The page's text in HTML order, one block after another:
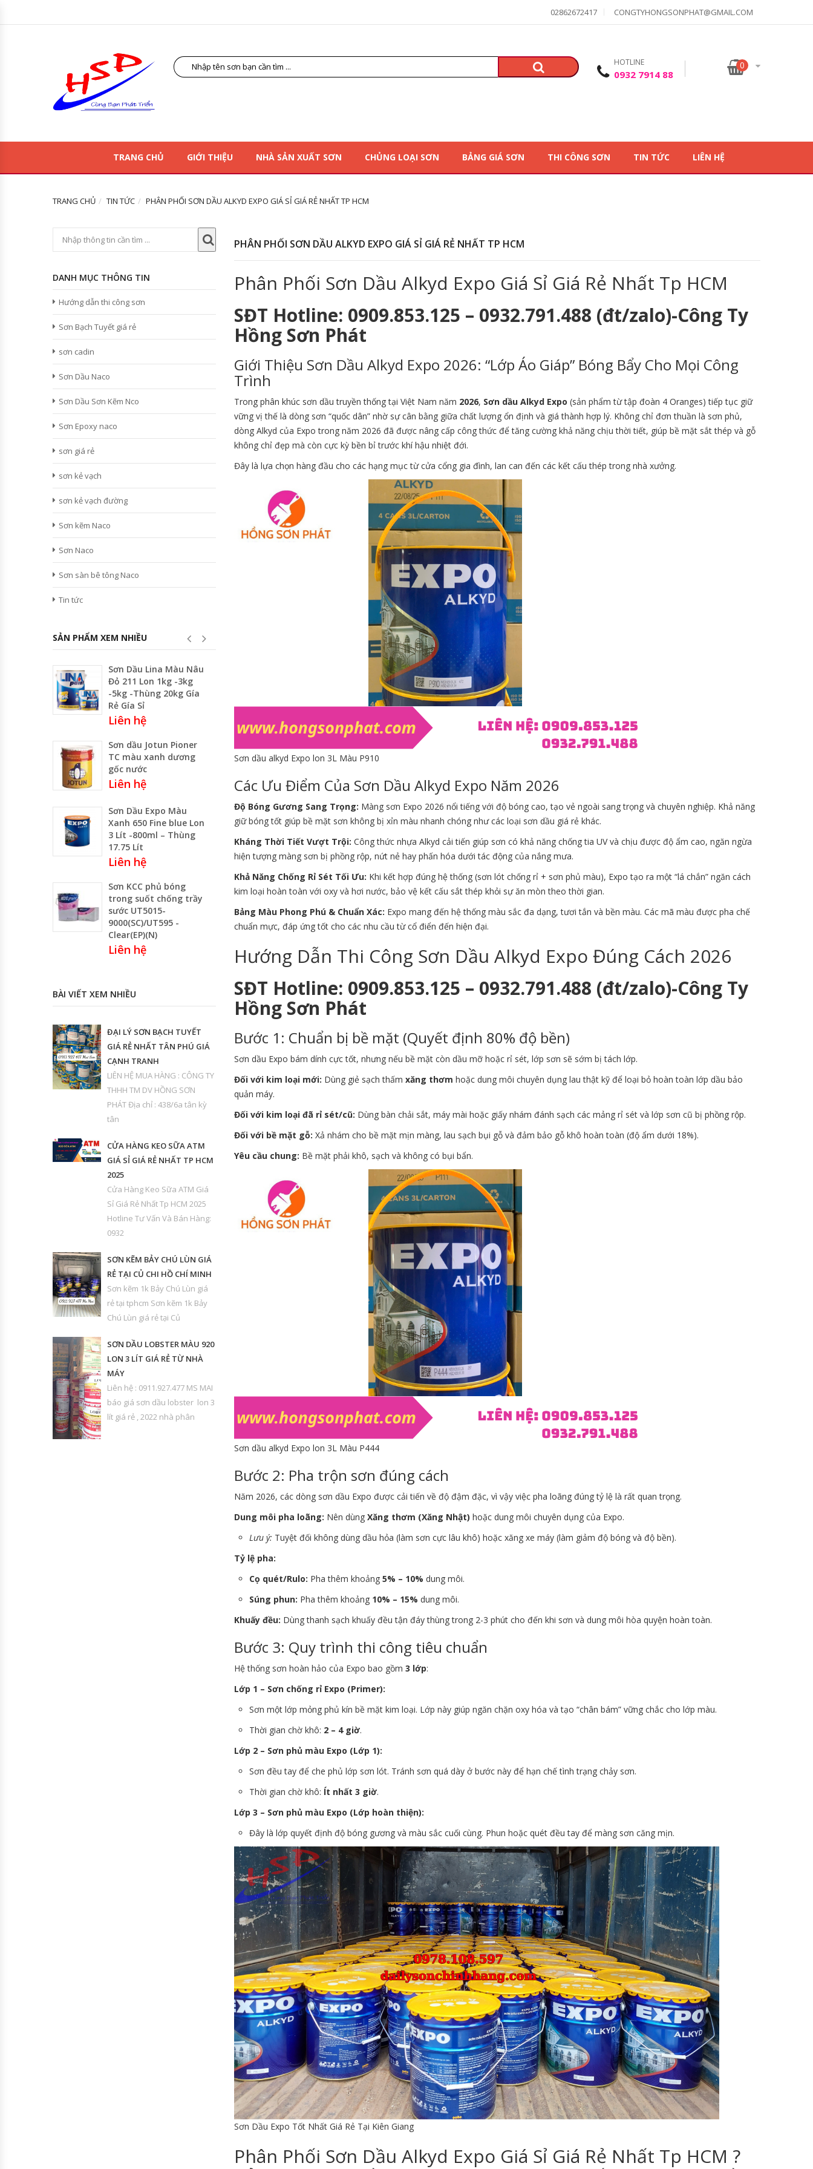
02862672417 CONGTYHONGSONPHAT@GMAIL.COM
HOTLINE
0932 7914 88
0
TRANG CHỦ GIỚI THIỆU NHÀ SẢN XUẤT SƠN CHỦNG LOẠI SƠN BẢNG GIÁ SƠN THI CÔNG SƠN TIN TỨC LIÊN HỆ
TRANG CHỦ TIN TỨC PHÂN PHỐI SƠN DẦU ALKYD EXPO GIÁ SỈ GIÁ RẺ NHẤT TP HCM
PHÂN PHỐI SƠN DẦU ALKYD EXPO GIÁ SỈ GIÁ RẺ NHẤT TP HCM
Phân Phối Sơn Dầu Alkyd Expo Giá Sỉ Giá Rẻ Nhất Tp HCM
SĐT Hotline: 0909.853.125 – 0932.791.488 (đt/zalo)-Công Ty
Hồng Sơn Phát
Giới Thiệu Sơn Dầu Alkyd Expo 2026: “Lớp Áo Giáp” Bóng Bẩy Cho Mọi Công
Trình
Trong phân khúc sơn dầu truyền thống tại Việt Nam năm 2026, Sơn dầu Alkyd Expo (sản phẩm từ tập đoàn 4 Oranges) tiếp tục giữ
vững vị thế là dòng sơn “quốc dân” nhờ sự cân bằng giữa chất lượng ổn định và giá thành hợp lý. Không chỉ đơn thuần là sơn phủ,
dòng Alkyd của Expo trong năm 2026 đã được nâng cấp công thức để tăng cường khả năng chịu thời tiết, giúp bề mặt sắt thép và gỗ
không chỉ đẹp mà còn cực kỳ bền bỉ trước khí hậu nhiệt đới.
Đây là lựa chọn hàng đầu cho các hạng mục từ cửa cổng gia đình, lan can đến các kết cấu thép trong nhà xưởng.
Sơn dầu alkyd Expo lon 3L Màu P910
Các Ưu Điểm Của Sơn Dầu Alkyd Expo Năm 2026
Độ Bóng Gương Sang Trọng: Màng sơn Expo 2026 nổi tiếng với độ bóng cao, tạo vẻ ngoài sang trọng và chuyên nghiệp. Khả năng
giữ bóng tốt giúp bề mặt sơn không bị xỉn màu nhanh chóng như các loại sơn dầu giá rẻ khác.
Kháng Thời Tiết Vượt Trội: Công thức nhựa Alkyd cải tiến giúp sơn có khả năng chống tia UV và chịu được độ ẩm cao, ngăn ngừa
hiện tượng màng sơn bị phồng rộp, nứt nẻ hay phấn hóa dưới tác động của nắng mưa.
Khả Năng Chống Rỉ Sét Tối Ưu: Khi kết hợp đúng hệ thống (sơn lót chống rỉ + sơn phủ màu), Expo tạo ra một “lá chắn” ngăn cách
kim loại hoàn toàn với oxy và hơi nước, bảo vệ kết cấu sắt thép khỏi sự ăn mòn theo thời gian.
Bảng Màu Phong Phú & Chuẩn Xác: Expo mang đến hệ thống màu sắc đa dạng, tươi tắn và bền màu. Các mã màu được pha chế
chuẩn mực, đáp ứng tốt cho các nhu cầu từ cổ điển đến hiện đại.
Hướng Dẫn Thi Công Sơn Dầu Alkyd Expo Đúng Cách 2026
SĐT Hotline: 0909.853.125 – 0932.791.488 (đt/zalo)-Công Ty
Hồng Sơn Phát
Bước 1: Chuẩn bị bề mặt (Quyết định 80% độ bền)
Sơn dầu Expo bám dính cực tốt, nhưng nếu bề mặt còn dầu mỡ hoặc rỉ sét, lớp sơn sẽ sớm bị tách lớp.
Đối với kim loại mới: Dùng giẻ sạch thấm xăng thơm hoặc dung môi chuyên dụng lau thật kỹ để loại bỏ hoàn toàn lớp dầu bảo
quản máy.
Đối với kim loại đã rỉ sét/cũ: Dùng bàn chải sắt, máy mài hoặc giấy nhám đánh sạch các mảng rỉ sét và lớp sơn cũ bị phồng rộp.
Đối với bề mặt gỗ: Xả nhám cho bề mặt mịn màng, lau sạch bụi gỗ và đảm bảo gỗ khô hoàn toàn (độ ẩm dưới 18%).
Yêu cầu chung: Bề mặt phải khô, sạch và không có bụi bẩn.
Sơn dầu alkyd Expo lon 3L Màu P444
Bước 2: Pha trộn sơn đúng cách
Năm 2026, các dòng sơn dầu Expo được cải tiến về độ đậm đặc, vì vậy việc pha loãng đúng tỷ lệ là rất quan trọng.
Dung môi pha loãng: Nên dùng Xăng thơm (Xăng Nhật) hoặc dung môi chuyên dụng của Expo.
Lưu ý: Tuyệt đối không dùng dầu hỏa (làm sơn cực lâu khô) hoặc xăng xe máy (làm giảm độ bóng và độ bền).
Tỷ lệ pha:
Cọ quét/Rulo: Pha thêm khoảng 5% – 10% dung môi.
Súng phun: Pha thêm khoảng 10% – 15% dung môi.
Khuấy đều: Dùng thanh sạch khuấy đều tận đáy thùng trong 2-3 phút cho đến khi sơn và dung môi hòa quyện hoàn toàn.
Bước 3: Quy trình thi công tiêu chuẩn
Hệ thống sơn hoàn hảo của Expo bao gồm 3 lớp:
Lớp 1 – Sơn chống rỉ Expo (Primer):
Sơn một lớp mỏng phủ kín bề mặt kim loại. Lớp này giúp ngăn chặn oxy hóa và tạo “chân bám” vững chắc cho lớp màu.
Thời gian chờ khô: 2 – 4 giờ.
Lớp 2 – Sơn phủ màu Expo (Lớp 1):
Sơn đều tay để che phủ lớp sơn lót. Tránh sơn quá dày ở bước này để hạn chế tình trạng chảy sơn.
Thời gian chờ khô: Ít nhất 3 giờ.
Lớp 3 – Sơn phủ màu Expo (Lớp hoàn thiện):
Đây là lớp quyết định độ bóng gương và màu sắc cuối cùng. Phun hoặc quét đều tay để màng sơn căng mịn.
Sơn Dầu Expo Tốt Nhất Giá Rẻ Tại Kiên Giang
Phân Phối Sơn Dầu Alkyd Expo Giá Sỉ Giá Rẻ Nhất Tp HCM ?
DANH MỤC THÔNG TIN
Hướng dẫn thi công sơn
Sơn Bạch Tuyết giá rẻ
sơn cadin
Sơn Dầu Naco
Sơn Dầu Sơn Kẽm Nco
Sơn Epoxy naco
sơn giá rẻ
sơn kẻ vạch
sơn kẻ vạch đường
Sơn kẽm Naco
Sơn Naco
Sơn sàn bê tông Naco
Tin tức
SẢN PHẨM XEM NHIỀU
Sơn Dầu Lina Màu Nâu
Đỏ 211 Lon 1kg -3kg
-5kg -Thùng 20kg Gía
Rẻ Gía Sỉ
Liên hệ
Sơn dầu Jotun Pioner
TC màu xanh dương
gốc nước
Liên hệ
Sơn Dầu Expo Màu
Xanh 650 Fine blue Lon
3 Lít -800ml – Thùng
17.75 Lít
Liên hệ
Sơn KCC phủ bóng
trong suốt chống trầy
sước UT5015-
9000(SC)/UT595 -
Clear(EP)(N)
Liên hệ
BÀI VIẾT XEM NHIỀU
ĐẠI LÝ SƠN BẠCH TUYẾT
GIÁ RẺ NHẤT TÂN PHÚ GIÁ
CẠNH TRANH
LIÊN HỆ MUA HÀNG : CÔNG TY
THHH TM DV HỒNG SƠN
PHÁT Địa chỉ : 438/6a tân kỳ
tân
CỬA HÀNG KEO SỮA ATM
GIÁ SỈ GIÁ RẺ NHẤT TP HCM
2025
Cửa Hàng Keo Sữa ATM Giá
Sỉ Giá Rẻ Nhất Tp HCM 2025
Hotline Tư Vấn Và Bán Hàng:
0932
SƠN KẼM BẢY CHÚ LÙN GIÁ
RẺ TẠI CỦ CHI HỒ CHÍ MINH
Sơn kẽm 1k Bảy Chú Lùn giá
rẻ tại tphcm Sơn kẽm 1k Bảy
Chú Lùn giá rẻ tại Củ
SƠN DẦU LOBSTER MÀU 920
LON 3 LÍT GIÁ RẺ TỪ NHÀ
MÁY
Liên hệ : 0911.927.477 MS MAI
báo giá sơn dầu lobster lon 3
lít giá rẻ , 2022 nhà phân